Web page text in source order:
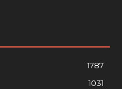
1787
1031